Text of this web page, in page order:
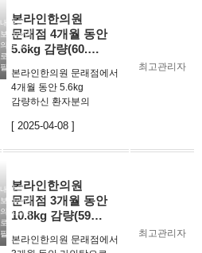
스트레스를 많이
받으셨다고
합니다. 그런데 다이어트
내용을
보시려면
의료법상
로그인이
필요합니다
본라인한의원
문래점 4개월 동안
5.6kg 감량(60.…
본라인한의원 문래점에서
4개월 동안 5.6kg
감량하신 환자분의
꾸준한 인바디 측정과
챙겨드시면서힘들지 않게
관리를 하고 체…
[ 2025-04-08 ]
최고관리자
내용을
보시려면
의료법상
로그인이
필요합니다
본라인한의원
문래점 3개월 동안
10.8kg 감량(59…
본라인한의원 문래점에서
최고관리자